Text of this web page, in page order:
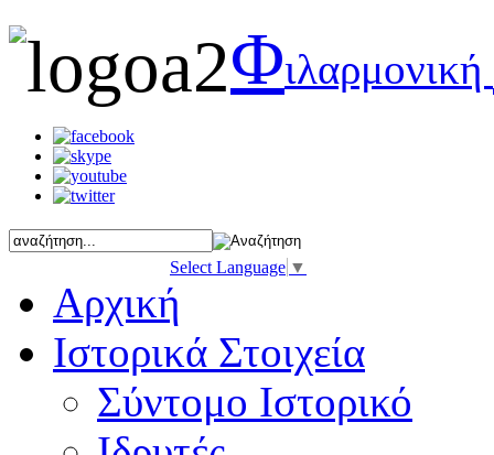
Φιλαρμονική
Select Language ▼
Αρχική
Ιστορικά Στοιχεία
Σύντομο Ιστορικό